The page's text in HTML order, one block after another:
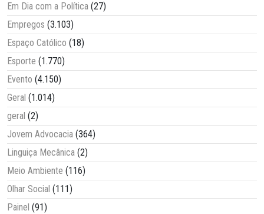
Em Dia com a Política (27)
Empregos (3.103)
Espaço Católico (18)
Esporte (1.770)
Evento (4.150)
Geral (1.014)
geral (2)
Jovem Advocacia (364)
Linguiça Mecânica (2)
Meio Ambiente (116)
Olhar Social (111)
Painel (91)